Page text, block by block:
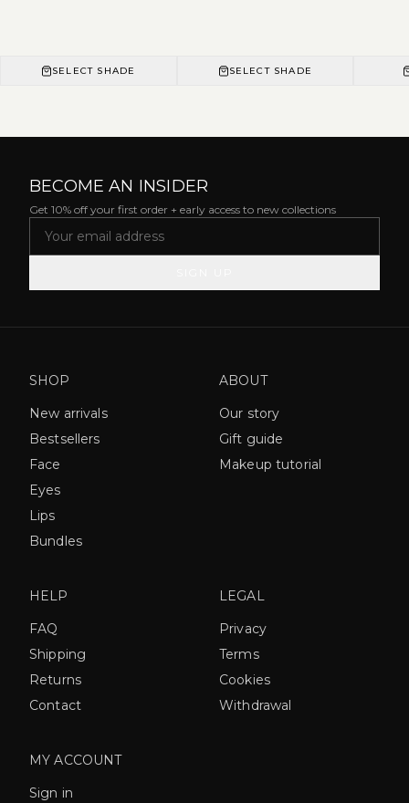
SELECT SHADE SELECT SHADE
BECOME AN INSIDER
Get 10% off your first order + early access to new collections
SHOP
New arrivals
Bestsellers
Face
Eyes
Lips
Bundles
ABOUT
Our story
Gift guide
Makeup tutorial
HELP
FAQ
Shipping
Returns
Contact
LEGAL
Privacy
Terms
Cookies
Withdrawal
MY ACCOUNT
Sign in